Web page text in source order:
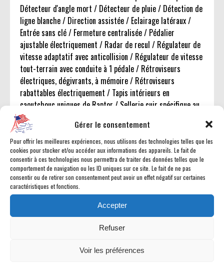
Gérer le consentement
Pour offrir les meilleures expériences, nous utilisons des technologies telles que les
cookies pour stocker et/ou accéder aux informations des appareils. Le fait de
consentir à ces technologies nous permettra de traiter des données telles que le
comportement de navigation ou les ID uniques sur ce site. Le fait de ne pas
consentir ou de retirer son consentement peut avoir un effet négatif sur certaines
caractéristiques et fonctions.
Accepter
Refuser
Voir les préférences
Détecteur d'angle mort / Détecteur de pluie / Détection de
ligne blanche / Direction assistée / Eclairage latéraux /
Entrée sans clé / Fermeture centralisée / Pédalier
ajustable électriquement / Radar de recul / Régulateur de
vitesse adaptatif avec anticollision / Régulateur de vitesse
tout-terrain avec conduite à 1 pédale / Rétroviseurs
électriques, dégivrants, à mémoire / Rétroviseurs
rabattables électriquement / Tapis intérieurs en
caoutchouc uniques de Raptor / Sellerie cuir spécifique au
Raptor / Sièges conducteur électrique 8 réglages / Sièges
chauffants / Sièges ventilés / Sièges arrières chauffant /
Suspensions FOX Racing SHOX - Amortisseurs Haute
Performance / Vitres électriques / Vitres Teintées / Volant
chauffant gainé de cuir réglable électriquement / ABS /
Aide au stationnement de remorque / Airbag Conducteur /
Airbag Passager / Airbags Latéraux / Airbags sur ceintures
arrière / Alarme périmétrique / Phare antibrouillards /
Antidémarrage / ESP / Éclairage ambiant / Phares LED
dynamiques avec activation automatique des feux de route
SYNC 4 avec écran tactile de 12 pouces / Point d'accès Wi-